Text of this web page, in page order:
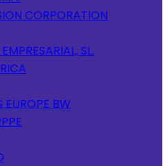
CORPORATION
SL.
EUROPE BW